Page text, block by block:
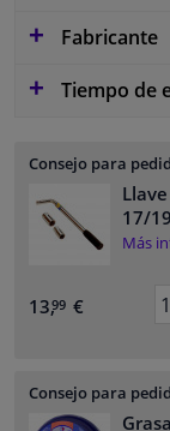
Fabricante
Tiempo de
Consejo para
17/
Más
13,99 €
Consejo para